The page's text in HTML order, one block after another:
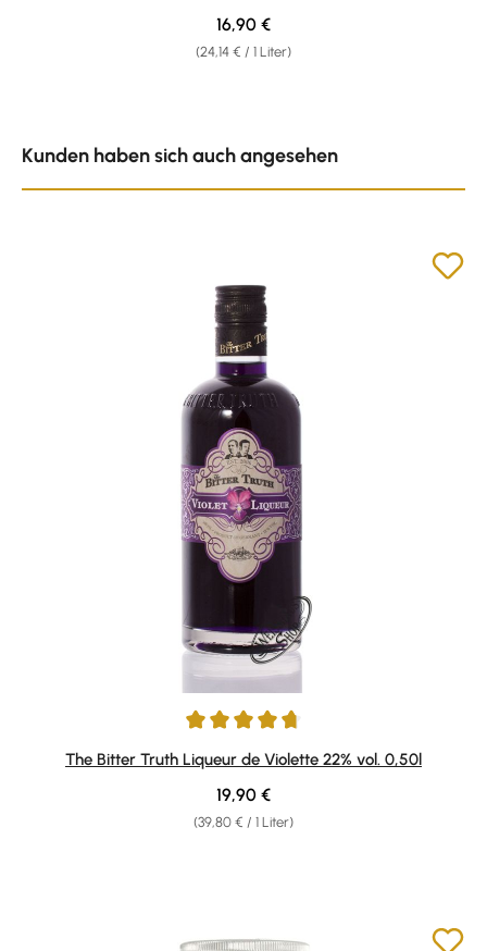
(24,14 € / 1 Liter)
Regulärer Preis:
16,90 €
Kunden haben sich auch angesehen
Durchschnittliche Bewertung von 4.71 von 5 Sternen
The Bitter Truth Liqueur de Violette 22% vol. 0,50l
(39,80 € / 1 Liter)
Regulärer Preis:
19,90 €